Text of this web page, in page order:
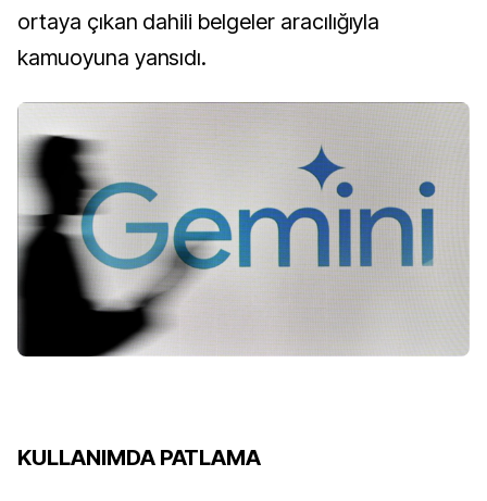
ortaya çıkan dahili belgeler aracılığıyla
kamuoyuna yansıdı.
KULLANIMDA PATLAMA